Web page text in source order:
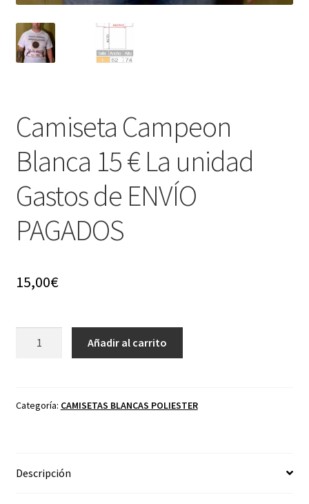
Camiseta Campeon
Blanca 15 € La unidad
Gastos de ENVÍO
PAGADOS
15,00€
€
de
Añadir al carrito
Categoría: CAMISETAS BLANCAS POLIESTER
Descripción